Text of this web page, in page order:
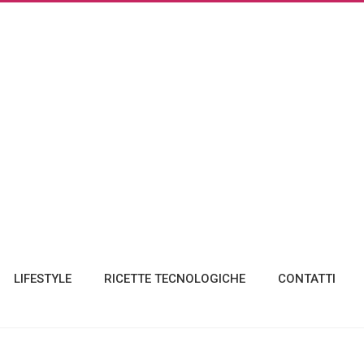
LIFESTYLE RICETTE TECNOLOGICHE CONTATTI